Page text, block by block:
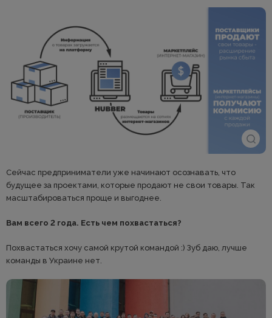
Сейчас предприниматели уже начинают осознавать, что
будущее за проектами, которые продают не свои товары. Так
масштабироваться проще и выгоднее.
Вам всего 2 года. Есть чем похвастаться?
Похвастаться хочу самой крутой командой :) Зуб даю, лучше
команды в Украине нет.